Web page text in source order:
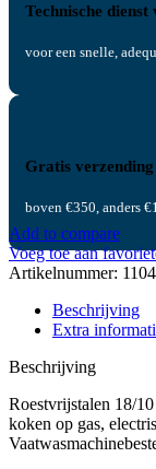
Technische
voor een snelle,
Gratis
boven €350, anders
Add to compare
Voeg toe aan
Artikelnummer:
Beschrijving
Extra
Beschrijving
Roestvrijstalen 18/
koken op gas,